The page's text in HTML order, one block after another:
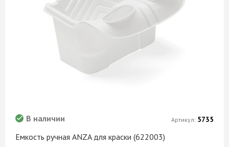
Емкость ручная ANZA для краски (622003)
В наличии Артикул: 5735